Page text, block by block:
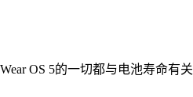
Wear OS 5的一切都与电池寿命有关